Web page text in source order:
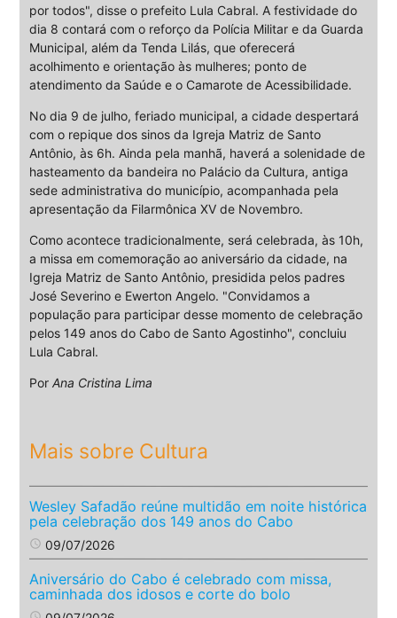
por todos", disse o prefeito Lula Cabral. A festividade do
dia 8 contará com o reforço da Polícia Militar e da Guarda
Municipal, além da Tenda Lilás, que oferecerá
acolhimento e orientação às mulheres; ponto de
atendimento da Saúde e o Camarote de Acessibilidade.
No dia 9 de julho, feriado municipal, a cidade despertará
com o repique dos sinos da Igreja Matriz de Santo
Antônio, às 6h. Ainda pela manhã, haverá a solenidade de
hasteamento da bandeira no Palácio da Cultura, antiga
sede administrativa do município, acompanhada pela
apresentação da Filarmônica XV de Novembro.
Como acontece tradicionalmente, será celebrada, às 10h,
a missa em comemoração ao aniversário da cidade, na
Igreja Matriz de Santo Antônio, presidida pelos padres
José Severino e Ewerton Angelo. "Convidamos a
população para participar desse momento de celebração
pelos 149 anos do Cabo de Santo Agostinho", concluiu
Lula Cabral.
Por Ana Cristina Lima
Mais sobre Cultura
Wesley Safadão reúne multidão em noite histórica
pela celebração dos 149 anos do Cabo
access_time 09/07/2026
Aniversário do Cabo é celebrado com missa,
caminhada dos idosos e corte do bolo